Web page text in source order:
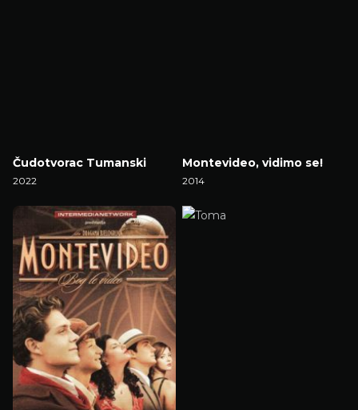
Čudotvorac Tumanski
2022
Montevideo, vidimo se!
2014